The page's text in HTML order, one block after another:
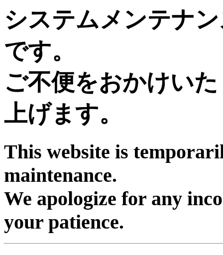
システムメンテナ
です。
ご不便をおかけい
上げます。
This website is
maintenance.
We apologize for any
your patience.